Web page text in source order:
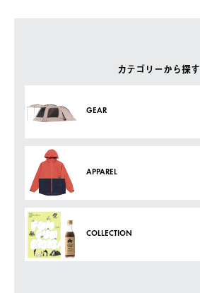
カテゴリーから探す
GEAR
APPAREL
COLLECTION